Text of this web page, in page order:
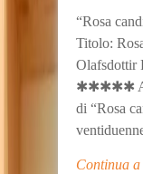
“Rosa
Titolo:
Olafsdottir
✱✱✱✱✱
di “Rosa
Continua